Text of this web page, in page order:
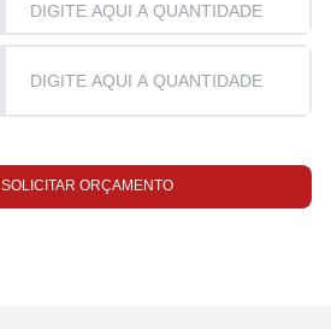
SOLICITAR ORÇAMENTO